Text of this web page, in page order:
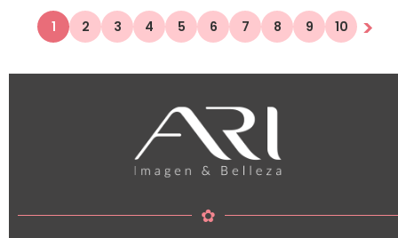
1 2 3 4 5 6 7 8 9 10 >
✿